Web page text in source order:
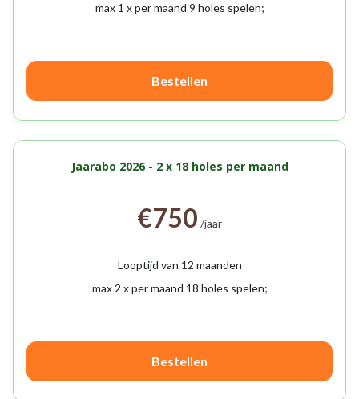
max 1 x per maand 9 holes spelen;
Bestellen
Jaarabo 2026 - 2 x 18 holes per maand
€750 /jaar
Looptijd van 12 maanden
max 2 x per maand 18 holes spelen;
Bestellen